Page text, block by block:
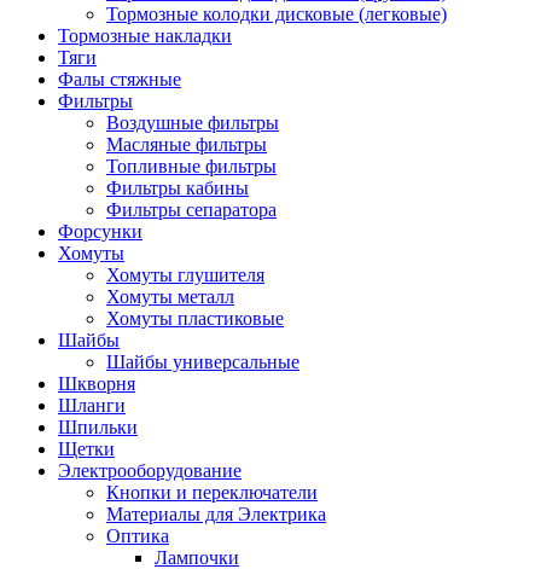
Тормозные колодки дисковые (легковые)
Тормозные накладки
Тяги
Фалы стяжные
Фильтры
Воздушные фильтры
Масляные фильтры
Топливные фильтры
Фильтры кабины
Фильтры сепаратора
Форсунки
Хомуты
Хомуты глушителя
Хомуты металл
Хомуты пластиковые
Шайбы
Шайбы универсальные
Шкворня
Шланги
Шпильки
Щетки
Электрооборудование
Кнопки и переключатели
Материалы для Электрика
Оптика
Лампочки